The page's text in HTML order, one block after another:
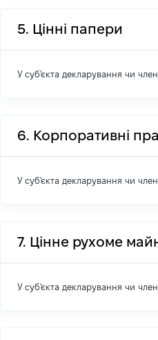
5. Цінні папери
У суб'єкта декларування чи
6. Корпоративні
У суб'єкта декларування чи
7. Цінне рухоме
У суб'єкта декларування чи